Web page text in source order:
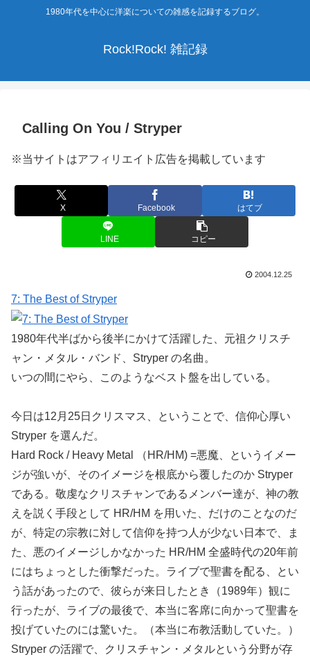
1980年代を中心に洋楽についての雑感を記録するブログ。
Rock!Rock! 雑記録
Calling On You / Stryper
※当サイトはアフィリエイト広告を掲載しています
X Facebook はてブ
LINE コピー
2004.12.25
7: The Best of Stryper
1980年代半ばから後半にかけて活躍した、元祖クリスチ
ャン・メタル・バンド、Stryper の名曲。
いつの間にやら、このようなベスト盤を出している。
今日は12月25日クリスマス、ということで、信仰心厚い
Stryper を選んだ。
Hard Rock / Heavy Metal （HR/HM) =悪魔、というイメー
ジが強いが、そのイメージを根底から覆したのか Stryper
である。敬虔なクリスチャンであるメンバー達が、神の教
えを説く手段として HR/HM を用いた、だけのことなのだ
が、特定の宗教に対して信仰を持つ人が少ない日本で、ま
た、悪のイメージしかなかった HR/HM 全盛時代の20年前
にはちょっとした衝撃だった。ライブで聖書を配る、とい
う話があったので、彼らが来日したとき（1989年）観に
行ったが、ライブの最後で、本当に客席に向かって聖書を
投げていたのには驚いた。（本当に布教活動していた。）
Stryper の活躍で、クリスチャン・メタルという分野が存